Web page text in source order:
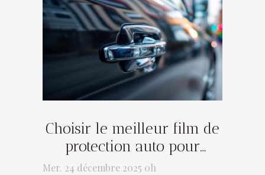
Choisir le meilleur film de
protection auto pour
préserver la peinture de
Mer. 24 décembre 2025 0h